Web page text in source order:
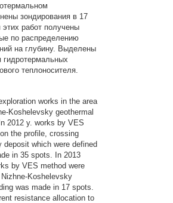
зондирования в 17
этих работ получены
по распределению
на глубину. Выделены
теплоносителя.
works in the area
Koshelevsky geothermal
2012 y. works by VES
the profile, crossing
which were defined
in 35 spots. In 2013
by VES method were
Koshelevsky
was made in 17 spots.
resistance allocation to